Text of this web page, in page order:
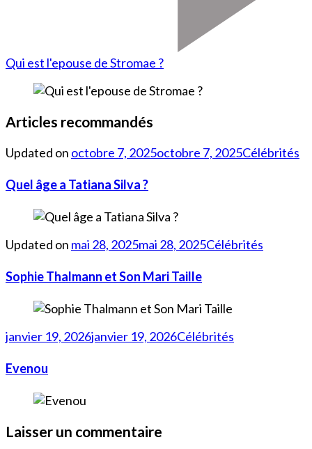
Qui est l'epouse de Stromae ?
Articles recommandés
Updated on octobre 7, 2025octobre 7, 2025Célébrités
Quel âge a Tatiana Silva ?
Updated on mai 28, 2025mai 28, 2025Célébrités
Sophie Thalmann et Son Mari Taille
janvier 19, 2026janvier 19, 2026Célébrités
Evenou
Laisser un commentaire